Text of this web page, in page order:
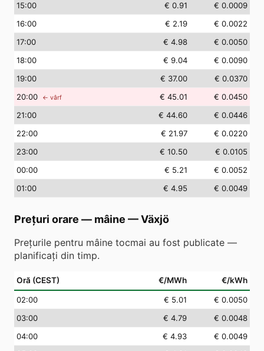
15:00 € 0.91
€ 0.0009
16:00 € 2.19
€ 0.0022
17:00 € 4.98
€ 0.0050
18:00 € 9.04
€ 0.0090
19:00 € 37.00
€ 0.0370
20:00 ← vârf € 45.01
€ 0.0450
21:00 € 44.60
€ 0.0446
22:00 € 21.97
€ 0.0220
23:00 € 10.50
€ 0.0105
00:00 € 5.21
€ 0.0052
01:00 € 4.95 € 0.0049
Prețuri orare — mâine —Växjö
Prețurile pentru mâine tocmai au fost publicate —
planificați din timp.
Oră (CEST) €/MWh €/kWh
02:00 € 5.01
€ 0.0050
03:00 € 4.79
€ 0.0048
04:00 € 4.93
€ 0.0049